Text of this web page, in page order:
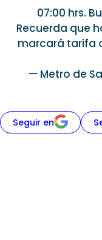
07:00 hrs.
Recuerda que
marcará tarifa
— Metro de
Seguir en